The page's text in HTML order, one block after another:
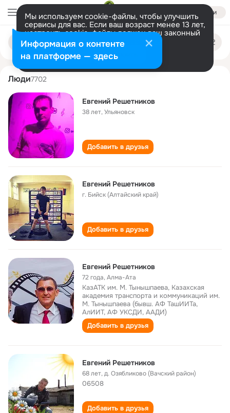
Войти
Мы используем cookie-файлы, чтобы улучшить
сервисы для вас. Если ваш возраст менее 13 лет,
настроить cookie-файлы должен ваш законный
представитель. Больше информации
Разрешить все Настроить
Поиск
людям
evgeniy reshetnikov
Люди7702
Евгений Решетников
38 лет,Ульяновск
Добавить в друзья
Евгений Решетников
г. Бийск (Алтайский край)
Добавить в друзья
Евгений Решетников
72 года,Алма-Ата
КазАТК им. М. Тынышпаева, Казахская
академия транспорта и коммуникаций им.
М. Тынышпаева (бывш. АФ ТашИИТа,
АлИИТ, АФ УКСДИ, ААДИ)
Добавить в друзья
Евгений Решетников
68 лет,д. Озябликово (Вачский район)
06508
Добавить в друзья
Информация о контенте
на платформе — здесь